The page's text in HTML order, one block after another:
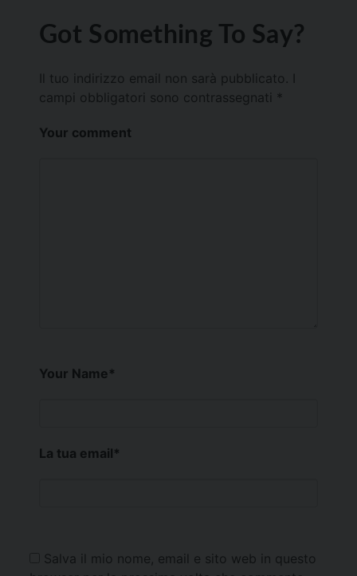
Got Something To Say?
Il tuo indirizzo email non sarà pubblicato.
campi obbligatori sono contrassegnati *
Your comment
Your Name*
La tua email*
Salva il mio nome, email e sito web in questo